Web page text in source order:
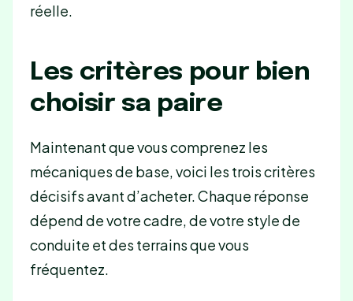
réelle.
Les critères pour bien
choisir sa paire
Maintenant que vous comprenez les
mécaniques de base, voici les trois critères
décisifs avant d’acheter. Chaque réponse
dépend de votre cadre, de votre style de
conduite et des terrains que vous
fréquentez.